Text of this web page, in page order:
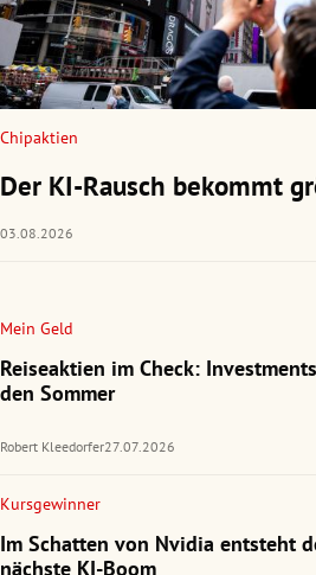
Chipaktien
Der KI-Rausch bekommt
03.08.2026
Mein Geld
Reiseaktien im Check:
den Sommer
Robert Kleedorfer27.07.2026
Kursgewinner
Im Schatten von Nvidia entsteht
nächste KI-Boom